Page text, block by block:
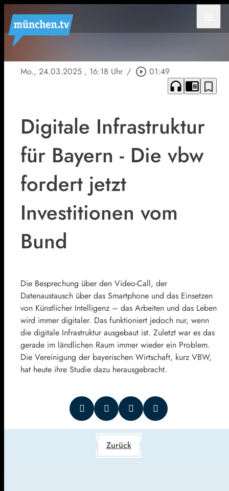
Mo., 24.03.2025 , 16:18 Uhr / play_circle_outline 01:49
headphones chrome_reader_mode bookmark_border
Digitale Infrastruktur
für Bayern - Die vbw
fordert jetzt
Investitionen vom
Bund
Die Besprechung über den Video-Call, der
Datenaustausch über das Smartphone und das Einsetzen
von Künstlicher Intelligenz – das Arbeiten und das Leben
wird immer digitaler. Das funktioniert jedoch nur, wenn
die digitale Infrastruktur ausgebaut ist. Zuletzt war es das
gerade im ländlichen Raum immer wieder ein Problem.
Die Vereinigung der bayerischen Wirtschaft, kurz VBW,
hat heute ihre Studie dazu herausgebracht.
Zurück